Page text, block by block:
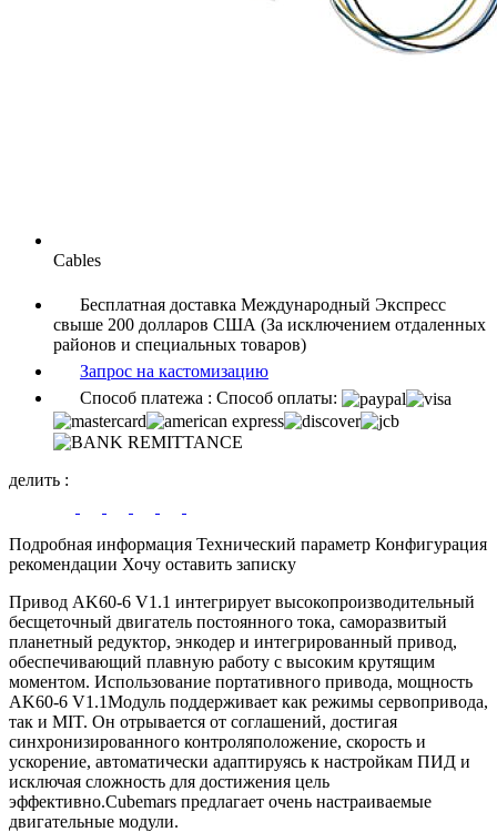
Cables
Бесплатная доставка Международный Экспресс
свыше 200 долларов США (За исключением отдаленных
районов и специальных товаров)
Запрос на кастомизацию
Способ платежа : Способ оплаты:
делить :
Подробная информация Технический параметр Конфигурация
рекомендации Хочу оставить записку
Привод AK60-6 V1.1 интегрирует высокопроизводительный
бесщеточный двигатель постоянного тока, саморазвитый
планетный редуктор, энкодер и интегрированный привод,
обеспечивающий плавную работу с высоким крутящим
моментом. Использование портативного привода, мощность
AK60-6 V1.1Модуль поддерживает как режимы сервопривода,
так и MIT. Он отрывается от соглашений, достигая
синхронизированного контроляположение, скорость и
ускорение, автоматически адаптируясь к настройкам ПИД и
исключая сложность для достижения цель
эффективно.Cubemars предлагает очень настраиваемые
двигательные модули.